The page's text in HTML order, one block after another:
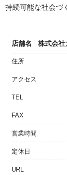
持続可能な社会づ
店舗名 株式会社
住所
アクセス
TEL
FAX
営業時間
定休日
URL